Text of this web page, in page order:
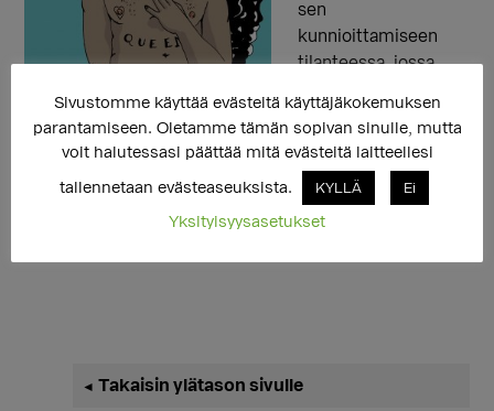
sen
kunnioittamiseen
tilanteessa, jossa
haavoittuvainen.
Seksi ja trans -opas on tarkoitettu transihmisille sekä
Ensisijainen
◄ Takaisin ylätason sivulle
Sivustomme käyttää evästeitä käyttäjäkokemuksen
parantamiseen. Oletamme tämän sopivan sinulle, mutta
voit halutessasi päättää mitä evästeitä laitteellesi
tallennetaan evästeaseuksista. KYLLÄ Ei
Yksityisyysasetukset